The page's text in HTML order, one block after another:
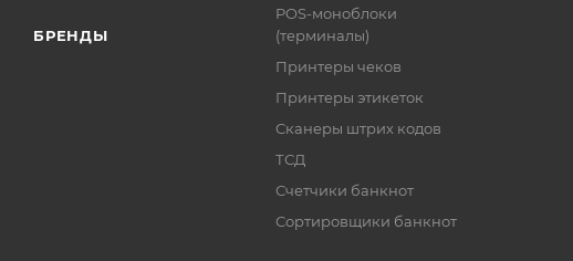
БРЕНДЫ
POS-моноблоки
(терминалы)
Принтеры чеков
Принтеры этикеток
Сканеры штрих кодов
ТСД
Счетчики банкнот
Сортировщики банкнот